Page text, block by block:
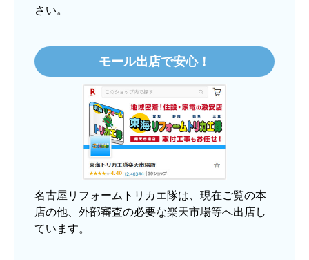
【このショップを選んだ理由は？】
【注文からどのくらいで届きましたか？】
3日程で届きました。発送作業が早かったです。
【その他感想・コメント】
大手ネットショップよりも結構安いところで買う
のは不安でしたが、発送もかなり早くて、梱包も
丁寧でした。
さい。
モール出店で安心！
名古屋リフォームトリカエ隊は、現在ご覧の本
店の他、外部審査の必要な楽天市場等へ出店し
ています。